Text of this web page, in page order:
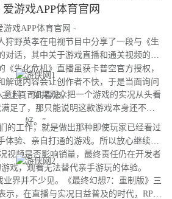
游戏APP体育官网
游戏APP体育官网 -
野英孝在电视节目中分享了一段与《生
对话，其中关于游戏直播和通关视频的看
《生化危机》直播虽获卡普空官方授权，
解谜内容会让创作者不快，于是当面询问
三上真司的看法。
料：“如果观众把一个游戏的实况从头看
足了，那只能说明这款游戏本身还不够
好。”
工作，就是做出那种即使玩家已经看过
体验、亲自打通的游戏。所以放心继续直
视频是否影响销量，最终责任仍在开发者
戏，观看无法替代亲手游玩的体验。
界并不少见。《最终幻想7：重制版》三
，在直播与实况日益普及的时代，RPG